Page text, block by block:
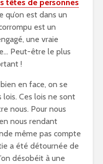
têtes de personnes
qu’on est dans un
est un
une vraie
Peut-être le plus
!
en face, on se
Ces lois ne sont
nous. Pour nous
nous rendant
même pas compte
a été détournée de
désobéit à une